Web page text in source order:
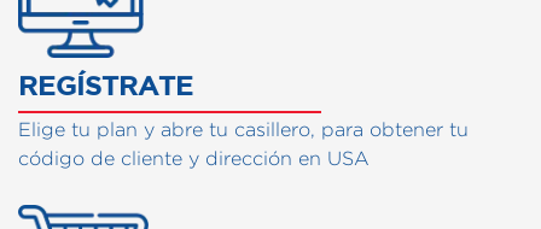
REGÍSTRATE
Elige tu plan y abre tu casillero, para obtener tu
código de cliente y dirección en USA